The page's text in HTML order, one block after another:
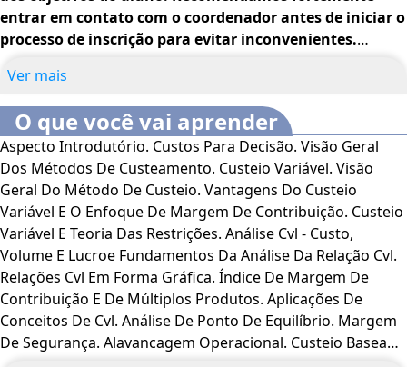
entrar em contato com o coordenador antes de iniciar o
processo de inscrição para evitar inconvenientes.
adicionais.
Este curso trata da análise de custos em quatro unidades
muito bem ilustradas com gráficos e imagens para fixação
do conteúdo. Os temas abordados neste curso são:
análise de custos e seus impactos nas organizações;
métodos de custeio para tomada de decisões; margem de
contribuição e alavancagem operacional; custos para
decisão, planejamento e controle.
CERTIFICAÇÃO
A oferta desta disciplina é feita pelo curso de Ciências
Contábeis (portaria MEC nº 6, de 02/01/2018.) A
Ver mais
O que você vai aprender
Aspecto Introdutório. Custos Para Decisão. Visão Geral
Dos Métodos De Custeamento. Custeio Variável. Visão
Geral Do Método De Custeio. Vantagens Do Custeio
Variável E O Enfoque De Margem De Contribuição. Custeio
Variável E Teoria Das Restrições. Análise Cvl - Custo,
Volume E Lucroe Fundamentos Da Análise Da Relação Cvl.
Relações Cvl Em Forma Gráfica. Índice De Margem De
Contribuição E De Múltiplos Produtos. Aplicações De
Conceitos De Cvl. Análise De Ponto De Equilíbrio. Margem
De Segurança. Alavancagem Operacional. Custeio Baseado